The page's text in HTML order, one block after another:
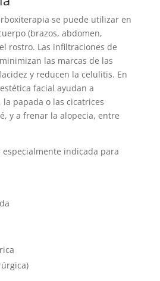
se puede utilizar en
(brazos, abdomen,
rostro. Las infiltraciones de
las marcas de las
y reducen la celulitis. En
facial ayudan a
papada o las cicatrices
y a frenar la alopecia, entre
especialmente indicada para